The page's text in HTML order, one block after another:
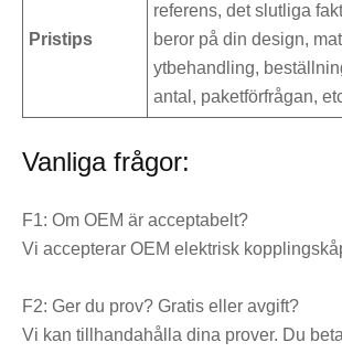
Pristips
referens, det slutliga
beror på din design,
ytbehandling,
antal, paketförfrågan,
Vanliga frågor:
F1: Om OEM är acceptabelt?
Vi accepterar OEM elektrisk
F2: Ger du prov? Gratis eller avgift?
Vi kan tillhandahålla dina prover. Du